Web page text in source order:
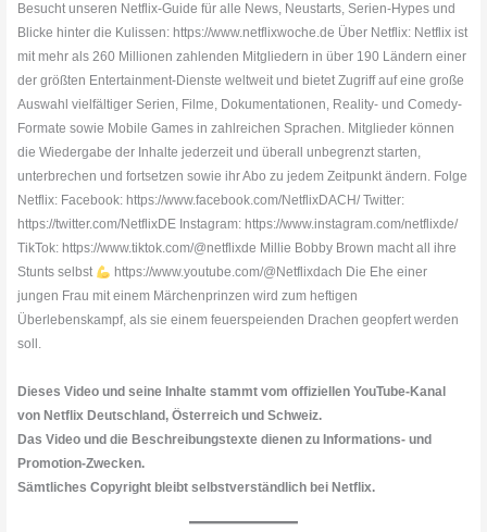
Besucht unseren Netflix-Guide für alle News, Neustarts, Serien-Hypes und
Blicke hinter die Kulissen: https://www.netflixwoche.de Über Netflix: Netflix ist
mit mehr als 260 Millionen zahlenden Mitgliedern in über 190 Ländern einer
der größten Entertainment-Dienste weltweit und bietet Zugriff auf eine große
Auswahl vielfältiger Serien, Filme, Dokumentationen, Reality- und Comedy-
Formate sowie Mobile Games in zahlreichen Sprachen. Mitglieder können
die Wiedergabe der Inhalte jederzeit und überall unbegrenzt starten,
unterbrechen und fortsetzen sowie ihr Abo zu jedem Zeitpunkt ändern. Folge
Netflix: Facebook: https://www.facebook.com/NetflixDACH/ Twitter:
https://twitter.com/NetflixDE Instagram: https://www.instagram.com/netflixde/
TikTok: https://www.tiktok.com/@netflixde Millie Bobby Brown macht all ihre
Stunts selbst
https://www.youtube.com/@Netflixdach Die Ehe einer
jungen Frau mit einem Märchenprinzen wird zum heftigen
Überlebenskampf, als sie einem feuerspeienden Drachen geopfert werden
soll.
Dieses Video und seine Inhalte stammt vom offiziellen YouTube-Kanal
von Netflix Deutschland, Österreich und Schweiz.
Das Video und die Beschreibungstexte dienen zu Informations- und
Promotion-Zwecken.
Sämtliches Copyright bleibt selbstverständlich bei Netflix.